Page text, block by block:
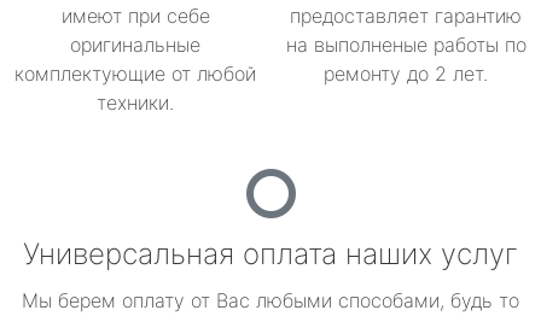
имеют при себе
оригинальные
комплектующие от любой
техники.
предоставляет гарантию
на выполненые работы по
ремонту до 2 лет.
Универсальная оплата наших услуг
Мы берем оплату от Вас любыми способами, будь то